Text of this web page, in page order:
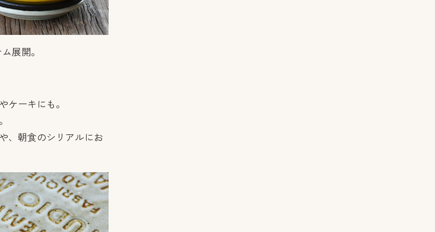
展開。
ケーキにも。
、朝食のシリアルにお